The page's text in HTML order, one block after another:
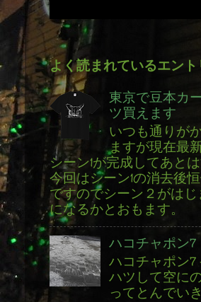
よく読まれているエント
東京で豆本カ
ツ買えます
いつも通りが
ますが現在最
シーン1が完成してあと
今回はシーン1の消去後
ですのでシーン２がは
になるかとおもます。
ハコチャポン7
ハコチャポン7
ハツして空に
ってとんでい